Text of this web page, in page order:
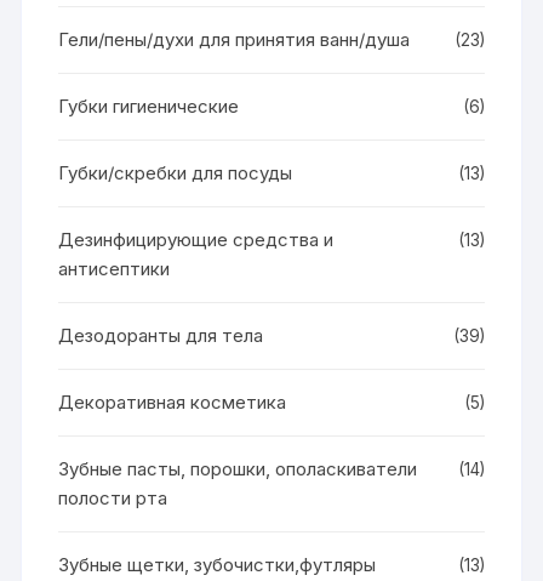
Гели/пены/духи для принятия ванн/душа (23)
Губки гигиенические (6)
Губки/скребки для посуды (13)
Дезинфицирующие средства и
антисептики
(13)
Дезодоранты для тела (39)
Декоративная косметика (5)
Зубные пасты, порошки, ополаскиватели
полости рта
(14)
Зубные щетки, зубочистки,футляры (13)